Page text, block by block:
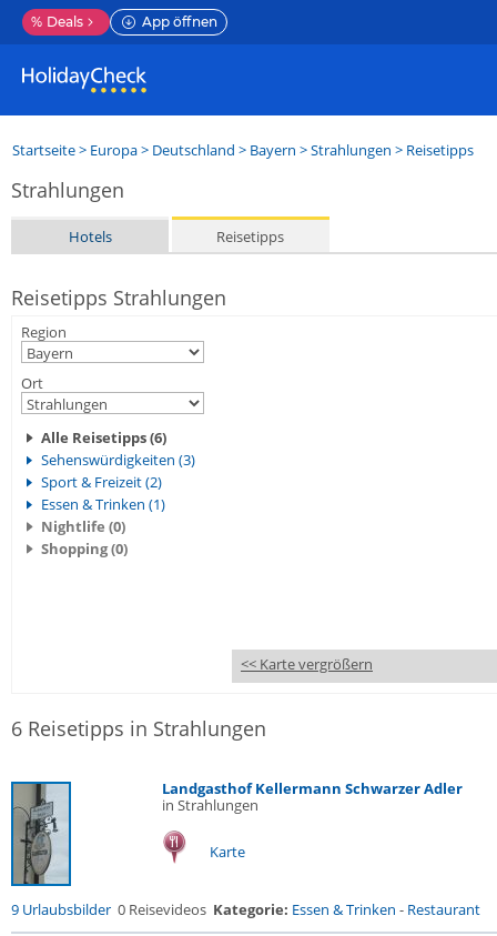
% Deals App öffnen
Startseite> Europa> Deutschland > Bayern >Strahlungen > Reisetipps
Strahlungen
Hotels Reisetipps
Reisetipps Strahlungen
Region
Ort
Alle Reisetipps (6)
Sehenswürdigkeiten (3)
Sport & Freizeit (2)
Essen & Trinken (1)
Nightlife (0)
Shopping (0)
<< Karte vergrößern
6 Reisetipps in Strahlungen
Landgasthof Kellermann Schwarzer Adler
in Strahlungen
Karte
9 Urlaubsbilder 0 Reisevideos Kategorie: Essen & Trinken - Restaurant